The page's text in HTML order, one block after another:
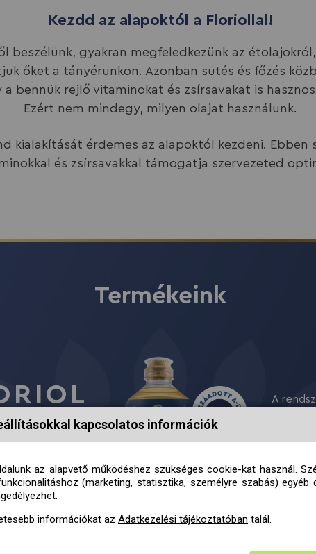
Kezdd az alapoktól a Floriollal!
beszélünk, gyakran megfeledkezünk az
őket a tányérunkon. Azonban sütés és főzés
a bennük rejlő vitaminokat és zsírsavakat is
Ezért nem mindegy, milyen olajat használunk.
kialakítását érdemes az alapoktól kezdeni. Ebben
és zsírsavakkal támogatja szervezeted
Termékeink
A
nem
amivel
Termékeink
Nem
omega-
normál
már a
kapcsolatos információk
az alapvető működéshez szükséges cookie-kat használ.
(marketing, statisztika, személyre szabás) egyéb
információkat az Adatkezelési tájékoztatóban talál.